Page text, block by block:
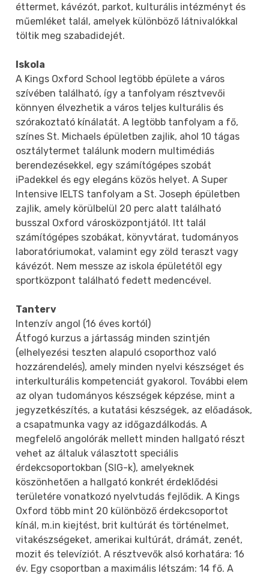
éttermet, kávézót, parkot, kulturális intézményt és
műemléket talál, amelyek különböző látnivalókkal
töltik meg szabadidejét.
Iskola
A Kings Oxford School legtöbb épülete a város
szívében található, így a tanfolyam résztvevői
könnyen élvezhetik a város teljes kulturális és
szórakoztató kínálatát. A legtöbb tanfolyam a fő,
színes St. Michaels épületben zajlik, ahol 10 tágas
osztálytermet találunk modern multimédiás
berendezésekkel, egy számítógépes szobát
iPadekkel és egy elegáns közös helyet. A Super
Intensive IELTS tanfolyam a St. Joseph épületben
zajlik, amely körülbelül 20 perc alatt található
busszal Oxford városközpontjától. Itt talál
számítógépes szobákat, könyvtárat, tudományos
laboratóriumokat, valamint egy zöld teraszt vagy
kávézót. Nem messze az iskola épületétől egy
sportközpont található fedett medencével.
Tanterv
Intenzív angol (16 éves kortól)
Átfogó kurzus a jártasság minden szintjén
(elhelyezési teszten alapuló csoporthoz való
hozzárendelés), amely minden nyelvi készséget és
interkulturális kompetenciát gyakorol. További elem
az olyan tudományos készségek képzése, mint a
jegyzetkészítés, a kutatási készségek, az előadások,
a csapatmunka vagy az időgazdálkodás. A
megfelelő angolórák mellett minden hallgató részt
vehet az általuk választott speciális
érdekcsoportokban (SIG-k), amelyeknek
köszönhetően a hallgató konkrét érdeklődési
területére vonatkozó nyelvtudás fejlődik. A Kings
Oxford több mint 20 különböző érdekcsoportot
kínál, m.in kiejtést, brit kultúrát és történelmet,
vitakészségeket, amerikai kultúrát, drámát, zenét,
mozit és televíziót. A résztvevők alsó korhatára: 16
év. Egy csoportban a maximális létszám: 14 fő. A